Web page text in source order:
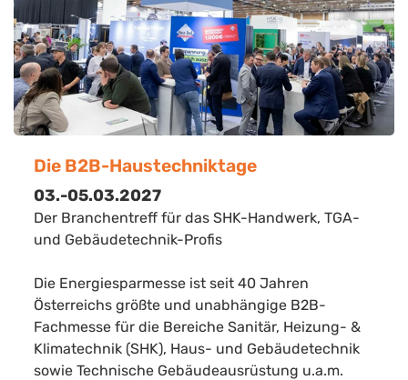
Die B2B-Haustechniktage
03.-05.03.2027
Der Branchentreff für das SHK-Handwerk, TGA-
und Gebäudetechnik-Profis
Die Energiesparmesse ist seit 40 Jahren
Österreichs größte und unabhängige B2B-
Fachmesse für die Bereiche Sanitär, Heizung- &
Klimatechnik (SHK), Haus- und Gebäudetechnik
sowie Technische Gebäudeausrüstung u.a.m.